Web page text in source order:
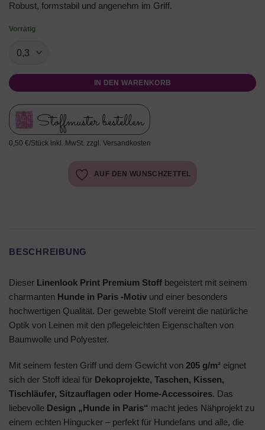
Robust, formstabil und angenehm im Griff.
Vorrätig
IN DEN WARENKORB
Stoffmuster bestellen
0,50 €/Stück inkl. MwSt. zzgl. Versandkosten
AUF DEN WUNSCHZETTEL
BESCHREIBUNG
Dieser Linenlook Print Premium Stoff begeistert mit seinem
charmanten Hunde in Paris -Motiv und einer besonders
hochwertigen Qualität. Der gewebte Stoff vereint die natürliche
Optik von Leinen mit den pflegeleichten Eigenschaften von
Baumwolle und Polyester.
Mit seinem festen Griff und dem Gewicht von 205 g/m² eignet
sich der Stoff ideal für Dekoprojekte, Taschen, Kissen,
Tischläufer, Sitzauflagen oder Home-Accessoires. Das
liebevolle Design „Hunde in Paris“ macht jedes Nähprojekt zu
einem echten Hingucker – perfekt für Hundefans und alle, die